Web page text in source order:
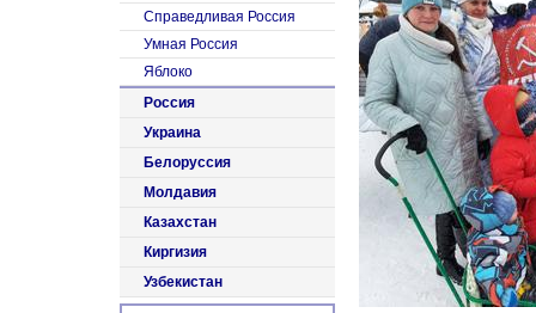
Справедливая Россия
Умная Россия
Яблоко
Россия
Украина
Белоруссия
Молдавия
Казахстан
Киргизия
Узбекистан